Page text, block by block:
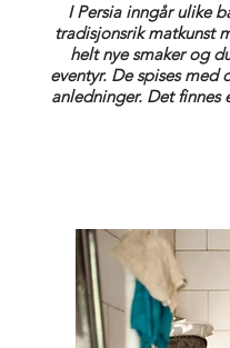
I Persia inngår ulike
tradisjonsrik matkunst
helt nye smaker og
eventyr. De spises
anledninger. Det finnes